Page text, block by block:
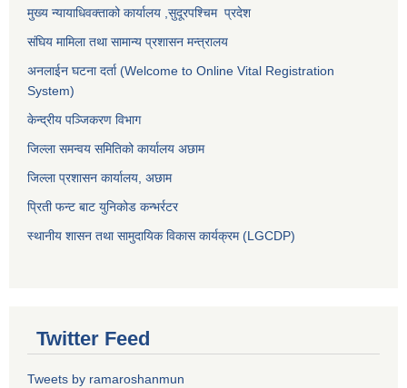
मुख्य न्यायाधिवक्ताको कार्यालय , सुदूरपश्चिम प्रदेश
संघिय मामिला तथा सामान्य प्रशासन मन्त्रालय
अनलाईन घटना दर्ता (Welcome to Online Vital Registration
System)
केन्द्रीय पञ्जिकरण विभाग
जिल्ला समन्वय समितिको कार्यालय अछाम
जिल्ला प्रशासन कार्यालय, अछाम
प्रिती फन्ट बाट युनिकोड कन्भर्रटर
स्थानीय शासन तथा सामुदायिक विकास कार्यक्रम (LGCDP)
Twitter Feed
Tweets by ramaroshanmun